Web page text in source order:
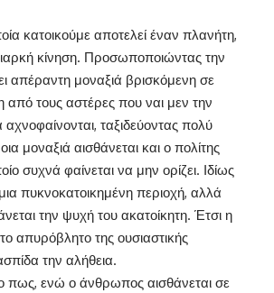
κατοικούμε αποτελεί έναν πλανήτη,
κίνηση. Προσωποποιώντας την
απέραντη μοναξιά βρισκόμενη σε
από τους αστέρες που ναι μεν την
ταξιδεύοντας πολύ
μοναξιά αισθάνεται και ο πολίτης
συχνά φαίνεται να μην ορίζει. Ιδίως
πυκνοκατοικημένη περιοχή, αλλά
την ψυχή του ακατοίκητη. Έτσι η
απυρόβλητο της ουσιαστικής
την αλήθεια.
πως, ενώ ο άνθρωπος αισθάνεται σε